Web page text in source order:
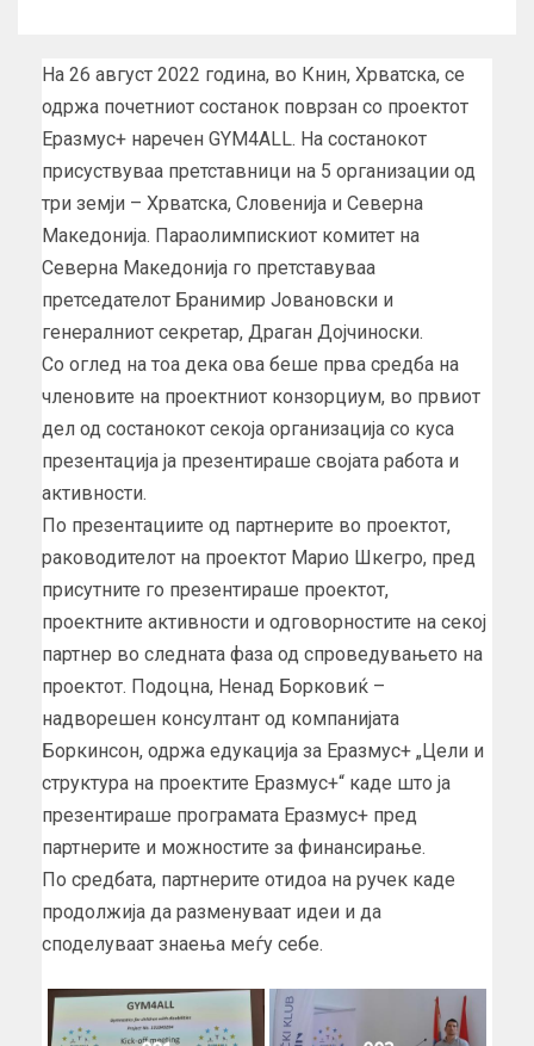
На 26 август 2022 година, во Книн, Хрватска, се
одржа почетниот состанок поврзан со проектот
Еразмус+ наречен GYM4ALL. На состанокот
присуствуваа претставници на 5 организации од
три земји – Хрватска, Словенија и Северна
Македонија. Параолимпискиот комитет на
Северна Македонија го претставуваа
претседателот Бранимир Јовановски и
генералниот секретар, Драган Дојчиноски.
Со оглед на тоа дека ова беше прва средба на
членовите на проектниот конзорциум, во првиот
дел од состанокот секоја организација со куса
презентација ја презентираше својата работа и
активности.
По презентациите од партнерите во проектот,
раководителот на проектот Марио Шкегро, пред
присутните го презентираше проектот,
проектните активности и одговорностите на секој
партнер во следната фаза од спроведувањето на
проектот. Подоцна, Ненад Борковиќ –
надворешен консултант од компанијата
Боркинсон, одржа едукација за Еразмус+ „Цели и
структура на проектите Еразмус+“ каде што ја
презентираше програмата Еразмус+ пред
партнерите и можностите за финансирање.
По средбата, партнерите отидоа на ручек каде
продолжија да разменуваат идеи и да
споделуваат знаења меѓу себе.